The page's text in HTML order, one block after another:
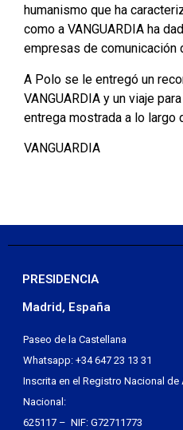
humanismo que ha
como a VANGUARDIA ha
empresas de comunicación
A Polo se le entregó un
VANGUARDIA y un viaje
entrega mostrada a lo largo
VANGUARDIA
PRESIDENCIA
Madrid, España
Paseo de la Castellana
Whatsapp: +34 647 23 13 31
Inscrita en el Registro Nacional
Nacional:
625117 – NIF: G72711773